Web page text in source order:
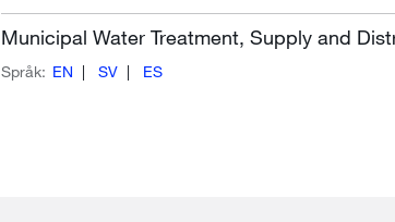
Municipal Water Treatment, Supply and
Språk: EN SV ES